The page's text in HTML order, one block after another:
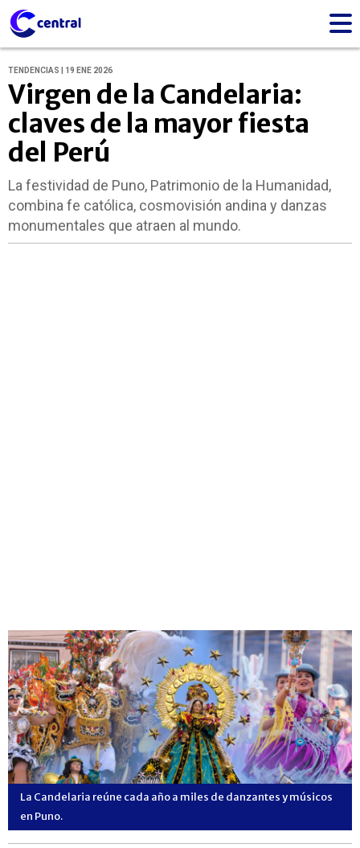
TENDENCIAS | 19 ENE 2026
Virgen de la Candelaria:
claves de la mayor fiesta
del Perú
La festividad de Puno, Patrimonio de la Humanidad,
combina fe católica, cosmovisión andina y danzas
monumentales que atraen al mundo.
La Candelaria reúne cada año a miles de danzantes y músicos
en Puno.